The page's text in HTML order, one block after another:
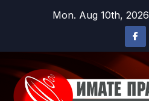
Mon. Aug 10th, 2026